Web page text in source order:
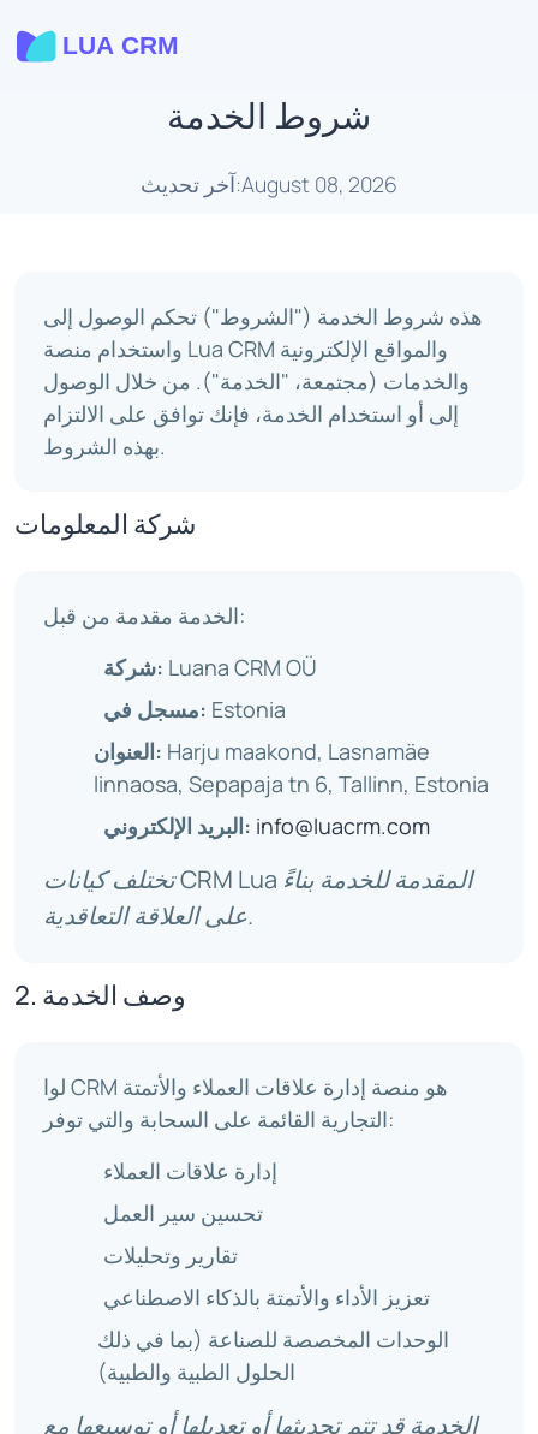
شروط الخدمة
آخر تحديث:August 08, 2026
هذه شروط الخدمة ("الشروط") تحكم الوصول إلى
واستخدام منصة Lua CRM والمواقع الإلكترونية
والخدمات (مجتمعة، "الخدمة"). من خلال الوصول
إلى أو استخدام الخدمة، فإنك توافق على الالتزام
بهذه الشروط.
شركة المعلومات
الخدمة مقدمة من قبل:
شركة: Luana CRM OÜ
مسجل في: Estonia
العنوان: Harju maakond, Lasnamäe
linnaosa, Sepapaja tn 6, Tallinn, Estonia
البريد الإلكتروني: info@luacrm.com
تختلف كيانات CRM Lua المقدمة للخدمة بناءً
على العلاقة التعاقدية.
2. وصف الخدمة
لوا CRM هو منصة إدارة علاقات العملاء والأتمتة
التجارية القائمة على السحابة والتي توفر:
إدارة علاقات العملاء
تحسين سير العمل
تقارير وتحليلات
تعزيز الأداء والأتمتة بالذكاء الاصطناعي
الوحدات المخصصة للصناعة (بما في ذلك
الحلول الطبية والطبية)
الخدمة قد تتم تحديثها أو تعديلها أو توسيعها مع